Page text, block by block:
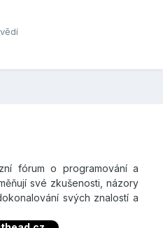
fórum o programování a
své zkušenosti, názory
svých znalostí a